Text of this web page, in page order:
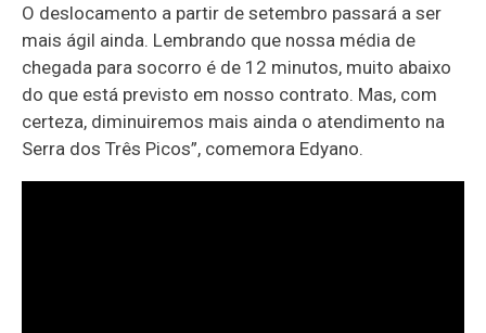
O deslocamento a partir de setembro passará a ser
mais ágil ainda. Lembrando que nossa média de
chegada para socorro é de 12 minutos, muito abaixo
do que está previsto em nosso contrato. Mas, com
certeza, diminuiremos mais ainda o atendimento na
Serra dos Três Picos”, comemora Edyano.